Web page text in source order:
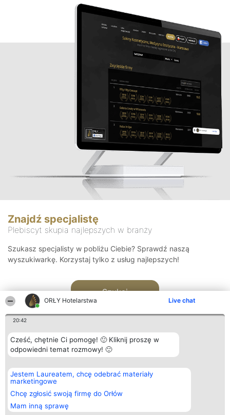
ORŁY Hotelarstwa Live chat
20:42
Cześć, chętnie Ci pomogę! 🙂 Kliknij proszę w
odpowiedni temat rozmowy! 🙂
Jestem Laureatem, chcę odebrać materiały
marketingowe
Chcę zgłosić swoją firmę do Orłów
Mam inną sprawę
Znajdź specjalistę
Plebiscyt skupia najlepszych w branży
Szukasz specjalisty w pobliżu Ciebie? Sprawdź naszą
wyszukiwarkę. Korzystaj tylko z usług najlepszych!
Szukaj
Organizator plebiscytu
Bright Side Solutions sp. z o.
o. sp. k.
ul. Ruska 22
Wrocław 50-079
KRS 0000749100 | Regon
381313360 | NIP 8943132676
Plebiscyt
Laureaci
wszystkich
Laureatów
Regulamin
Kontakt
Kontakt